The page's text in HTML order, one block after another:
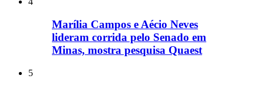
Marília Campos e Aécio Neves
lideram corrida pelo Senado em
Minas, mostra pesquisa Quaest
5